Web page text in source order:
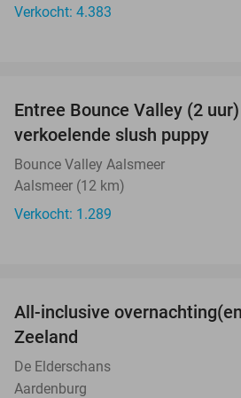
Verkocht: 4.383
Entree Bounce Valley (2
verkoelende slush puppy
Bounce Valley Aalsmeer
Aalsmeer (12 km)
Verkocht: 1.289
All-inclusive
Zeeland
De Elderschans
Aardenburg